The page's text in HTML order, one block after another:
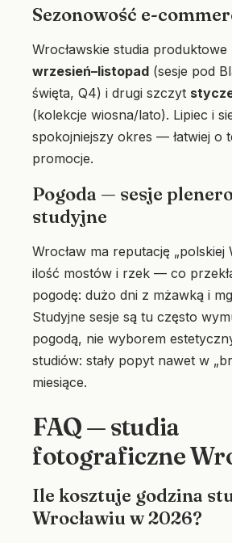
Sezonowość e-
Wrocławskie studia
wrzesień–listopad (sesje pod
święta, Q4) i drugi szczyt
(kolekcje wiosna/lato). Lipiec i
spokojniejszy okres — łatwiej o
promocje.
Pogoda — sesje
studyjne
Wrocław ma reputację „polskiej
ilość mostów i rzek — co
pogodę: dużo dni z mżawką i
Studyjne sesje są tu często
pogodą, nie wyborem
studiów: stały popyt nawet w
miesiące.
FAQ — studia
fotograficzne
Ile kosztuje godzina
Wrocławiu w 2026?